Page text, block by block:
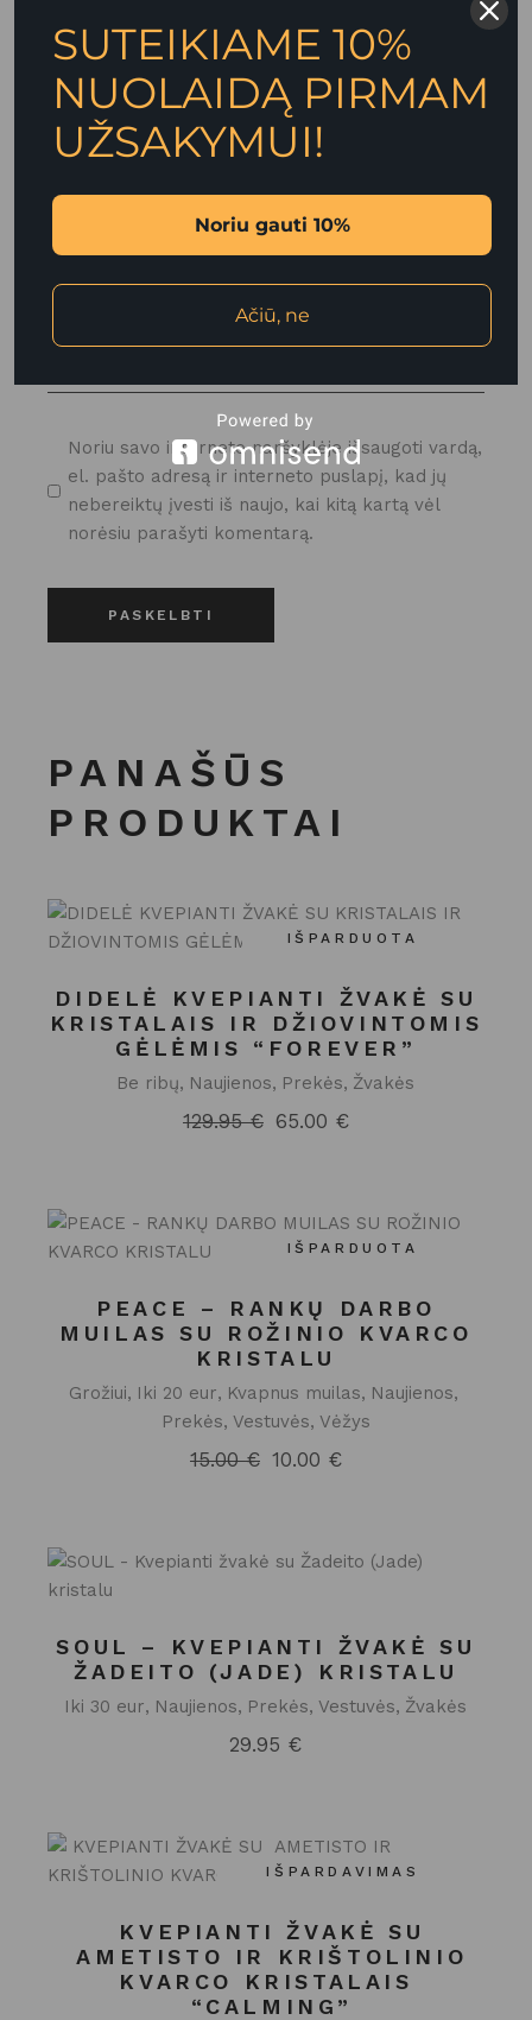
Noriu savo interneto naršyklėje išsaugoti vardą,
el. pašto adresą ir interneto puslapį, kad jų
nebereiktų įvesti iš naujo, kai kitą kartą vėl
norėsiu parašyti komentarą.
PASKELBTI
PANAŠŪS
PRODUKTAI
IŠPARDUOTA
DIDELĖ KVEPIANTI ŽVAKĖ SU
KRISTALAIS IR DŽIOVINTOMIS
GĖLĖMIS “FOREVER”
Be ribų Naujienos Prekės Žvakės
129.95€ Original
65.00 €
Current
IŠPARDUOTA
PEACE – RANKŲ DARBO
MUILAS SU ROŽINIO KVARCO
KRISTALU
Grožiui Iki 20 eur Kvapnus muilas
Naujienos
Prekės Vestuvės Vėžys
15.00€
Original
10.00 €
Current
SOUL – KVEPIANTI ŽVAKĖ SU
ŽADEITO (JADE) KRISTALU
Iki 30 eur Naujienos Prekės Vestuvės Žvakės
29.95 €
IŠPARDAVIMAS
KVEPIANTI ŽVAKĖ SU
AMETISTO IR KRIŠTOLINIO
KVARCO KRISTALAIS
“CALMING”
SUTEIKIAME 10%
NUOLAIDĄ PIRMAM
UŽSAKYMUI!
Noriu gauti 10%
Ačiū, ne